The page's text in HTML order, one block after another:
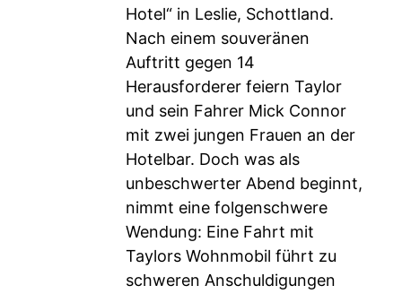
Hotel“ in Leslie, Schottland.
Nach einem souveränen
Auftritt gegen 14
Herausforderer feiern Taylor
und sein Fahrer Mick Connor
mit zwei jungen Frauen an der
Hotelbar. Doch was als
unbeschwerter Abend beginnt,
nimmt eine folgenschwere
Wendung: Eine Fahrt mit
Taylors Wohnmobil führt zu
schweren Anschuldigungen